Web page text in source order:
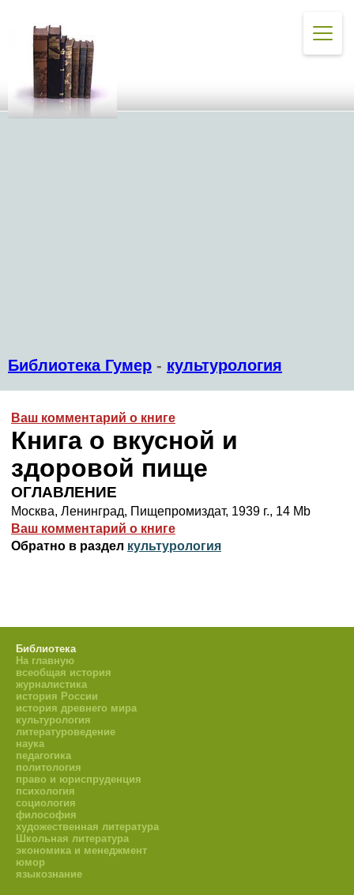
Библиотека Гумер - культурология
Ваш комментарий о книге
Книга о вкусной и
здоровой пище
ОГЛАВЛЕНИЕ
Москва, Ленинград, Пищепромиздат, 1939 г., 14 Mb
Ваш комментарий о книге
Обратно в раздел культурология
Библиотека
На главную
всеобщая история
журналистика
история России
история древнего мира
культурология
литературоведение
наука
педагогика
политология
право и юриспруденция
психология
социология
философия
художественная литература
Школьная литература
экономика и менеджмент
юмор
языкознание